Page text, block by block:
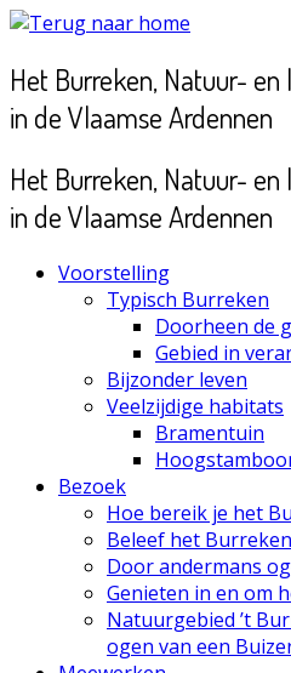
Ga
inhoud
Het Burreken, Natuur-
in de Vlaamse Ardennen
Het Burreken, Natuur-
in de Vlaamse Ardennen
Voorstelling
Typisch Burreken
Doorheen de
Gebied in
Bijzonder leven
Veelzijdige habitats
Bramentuin
Bezoek
Hoe bereik je het
Beleef het Burreken
Door andermans
Genieten in en om
Natuurgebied ’t
ogen van een